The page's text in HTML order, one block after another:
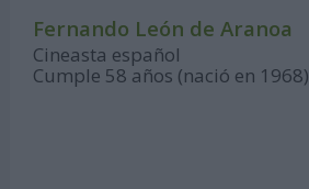
Fernando León de Aranoa
Cineasta español
Cumple 58 años (nació en 1968)